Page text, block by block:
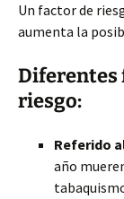
Un factor de
aumenta la
Diferentes
riesgo:
Referido
año